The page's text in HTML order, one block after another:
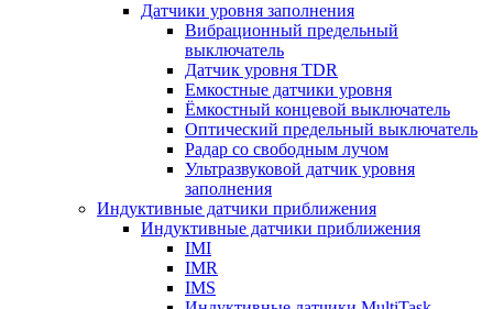
Датчики уровня заполнения
Вибрационный предельный
выключатель
Датчик уровня TDR
Емкостные датчики уровня
Ёмкостный концевой выключатель
Оптический предельный выключатель
Радар со свободным лучом
Ультразвуковой датчик уровня
заполнения
Индуктивные датчики приближения
Индуктивные датчики приближения
IMI
IMR
IMS